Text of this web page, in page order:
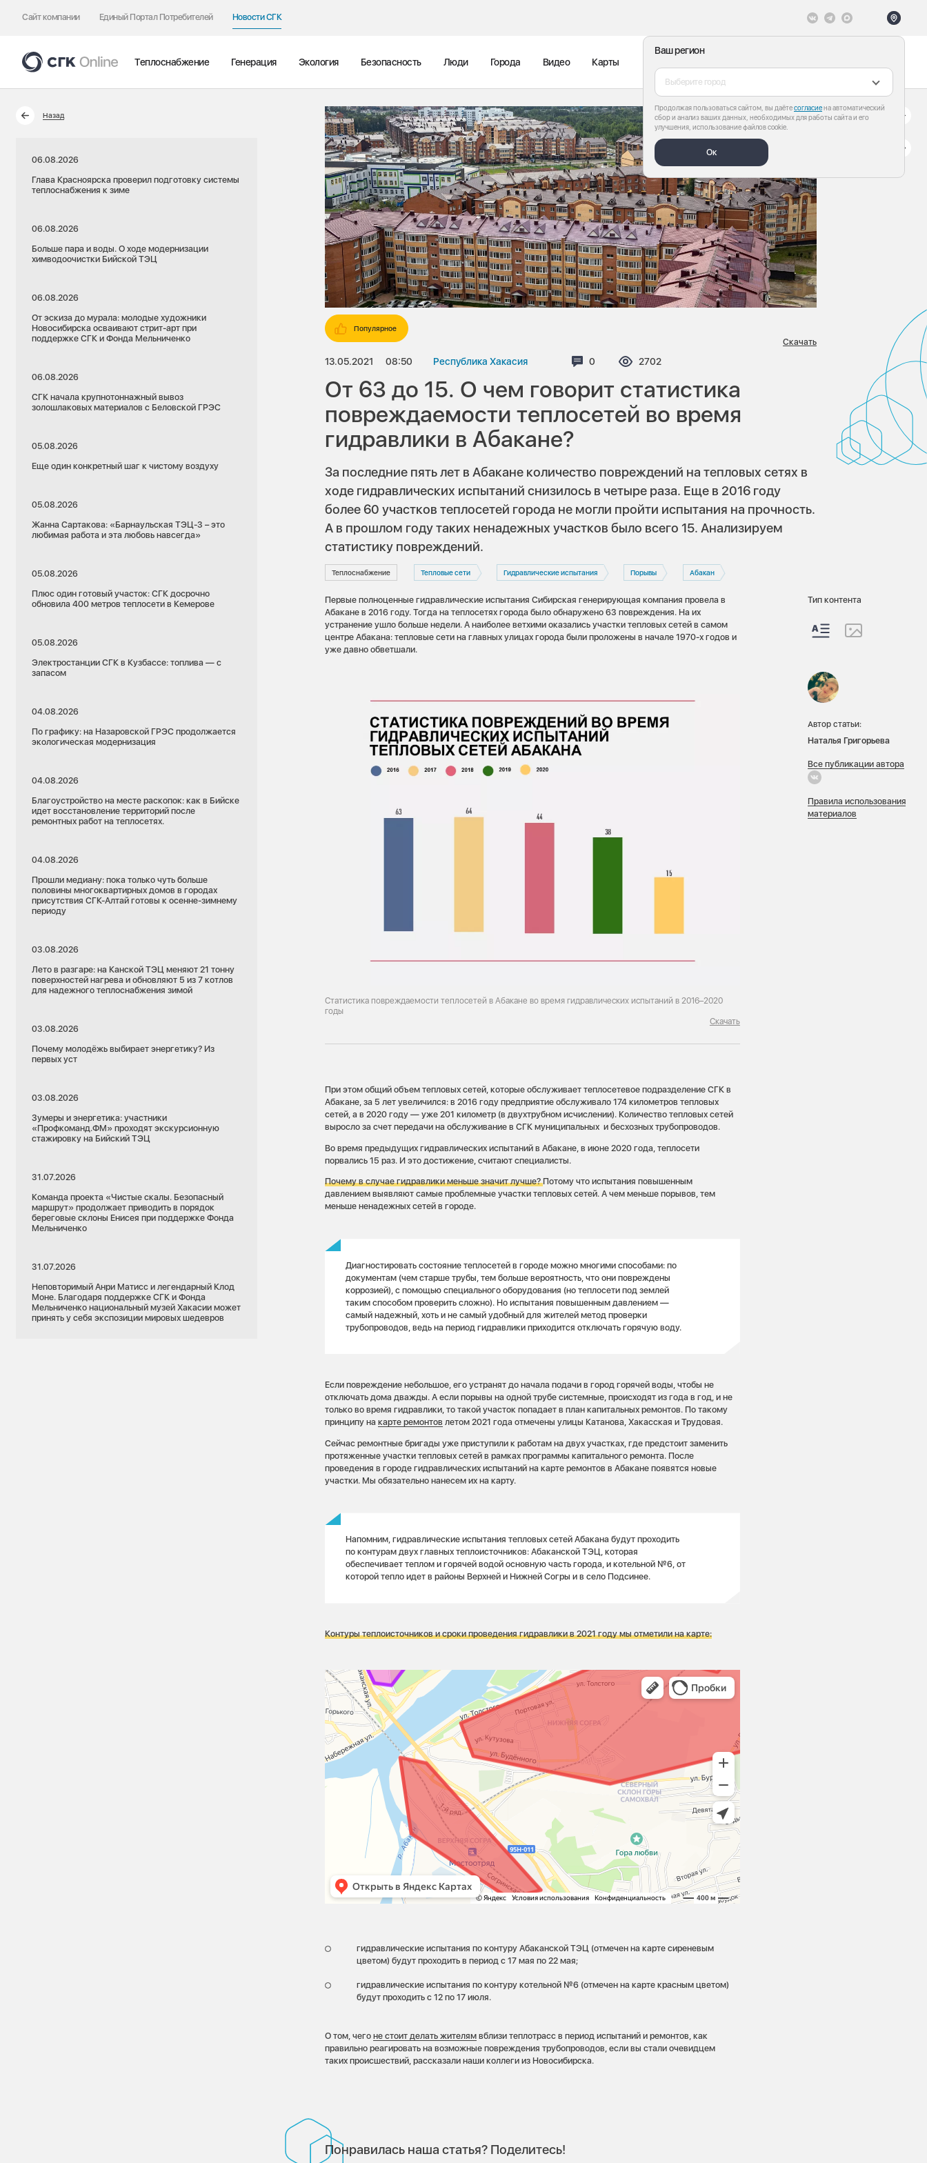
Сайт компании Единый Портал Потребителей Новости СГК
Ваш регион
Выберите город
Продолжая пользоваться сайтом, вы даётесогласиена автоматический
сбор и анализ ваших данных, необходимых для работы сайта и его
улучшения, использование файлов cookie.
Ок
Теплоснабжение Генерация Экология Безопасность Люди Города Видео Карты
Назад
06.08.2026
Глава Красноярска проверил подготовку системы
теплоснабжения к зиме
06.08.2026
Больше пара и воды. О ходе модернизации
химводоочистки Бийской ТЭЦ
06.08.2026
От эскиза до мурала: молодые художники
Новосибирска осваивают стрит-арт при
поддержке СГК и Фонда Мельниченко
06.08.2026
СГК начала крупнотоннажный вывоз
золошлаковых материалов с Беловской ГРЭС
05.08.2026
Еще один конкретный шаг к чистому воздуху
05.08.2026
Жанна Сартакова: «Барнаульская ТЭЦ-3 – это
любимая работа и эта любовь навсегда»
05.08.2026
Плюс один готовый участок: СГК досрочно
обновила 400 метров теплосети в Кемерове
05.08.2026
Электростанции СГК в Кузбассе: топлива — с
запасом
04.08.2026
По графику: на Назаровской ГРЭС продолжается
экологическая модернизация
04.08.2026
Благоустройство на месте раскопок: как в Бийске
идет восстановление территорий после
ремонтных работ на теплосетях.
04.08.2026
Прошли медиану: пока только чуть больше
половины многоквартирных домов в городах
присутствия СГК-Алтай готовы к осенне-зимнему
периоду
03.08.2026
Лето в разгаре: на Канской ТЭЦ меняют 21 тонну
поверхностей нагрева и обновляют 5 из 7 котлов
для надежного теплоснабжения зимой
03.08.2026
Почему молодёжь выбирает энергетику? Из
первых уст
03.08.2026
Зумеры и энергетика: участники
«Профкоманд.ФМ» проходят экскурсионную
стажировку на Бийский ТЭЦ
31.07.2026
Команда проекта «Чистые скалы. Безопасный
маршрут» продолжает приводить в порядок
береговые склоны Енисея при поддержке Фонда
Мельниченко
31.07.2026
Неповторимый Анри Матисс и легендарный Клод
Моне. Благодаря поддержке СГК и Фонда
Мельниченко национальный музей Хакасии может
принять у себя экспозиции мировых шедевров
Популярное
13.05.2021 08:50 Республика Хакасия Комментариев:
0 Просмотров:
2702
Скачать
От 63 до 15. О чем говорит статистика
повреждаемости теплосетей во время
гидравлики в Абакане?
За последние пять лет в Абакане количество повреждений на тепловых сетях в
ходе гидравлических испытаний снизилось в четыре раза. Еще в 2016 году
более 60 участков теплосетей города не могли пройти испытания на прочность.
А в прошлом году таких ненадежных участков было всего 15. Анализируем
статистику повреждений.
Теплоснабжение Тепловые сети Гидравлические испытания Порывы Абакан
Первые полноценные гидравлические испытания Сибирская генерирующая компания провела в
Абакане в 2016 году. Тогда на теплосетях города было обнаружено 63 повреждения. На их
устранение ушло больше недели. А наиболее ветхими оказались участки тепловых сетей в самом
центре Абакана: тепловые сети на главных улицах города были проложены в начале 1970-х годов и
уже давно обветшали.
Статистика повреждаемости теплосетей в Абакане во время гидравлических испытаний в 2016–2020
годы
Скачать
При этом общий объем тепловых сетей, которые обслуживает теплосетевое подразделение СГК в
Абакане, за 5 лет увеличился: в 2016 году предприятие обслуживало 174 километров тепловых
сетей, а в 2020 году — уже 201 километр (в двухтрубном исчислении). Количество тепловых сетей
выросло за счет передачи на обслуживание в СГК муниципальных и бесхозных трубопроводов.
Во время предыдущих гидравлических испытаний в Абакане, в июне 2020 года, теплосети
порвались 15 раз. И это достижение, считают специалисты.
Почему в случае гидравлики меньшезначит лучше?Потому что испытания повышенным
давлением выявляют самые проблемные участки тепловых сетей. А чем меньше порывов, тем
меньше ненадежных сетей в городе.
Диагностировать состояние теплосетей в городе можно многими способами: по
документам (чем старше трубы, тем больше вероятность, что они повреждены
коррозией), с помощью специального оборудования (но теплосети под землей
таким способом проверить сложно). Но испытания повышенным давлением —
самый надежный, хоть и не самый удобный для жителей метод проверки
трубопроводов, ведь на период гидравлики приходится отключать горячую воду.
Если повреждение небольшое, его устранят до начала подачи в город горячей воды, чтобы не
отключать дома дважды. А если порывы на одной трубе системные, происходят из года в год, и не
только во время гидравлики, то такой участок попадает в план капитальных ремонтов. По такому
принципу накарте ремонтов летом 2021 года отмечены улицы Катанова, Хакасская и Трудовая.
Сейчас ремонтные бригады уже приступили к работам на двух участках, где предстоит заменить
протяженные участки тепловых сетей в рамках программы капитального ремонта. После
проведения в городе гидравлических испытаний на карте ремонтов в Абакане появятся новые
участки. Мы обязательно нанесем их на карту.
Напомним, гидравлические испытания тепловых сетей Абакана будут проходить
по контурам двух главных теплоисточников: Абаканской ТЭЦ, которая
обеспечивает теплом и горячей водой основную часть города, и котельной №6, от
которой тепло идет в районы Верхней и Нижней Согры и в село Подсинее.
Контуры теплоисточников и сроки проведения гидравлики в 2021 году мы отметили на карте:
гидравлические испытания по контуру Абаканской ТЭЦ (отмечен на карте сиреневым
цветом) будут проходить в период с 17 мая по 22 мая;
гидравлические испытания по контуру котельной №6 (отмечен на карте красным цветом)
будут проходить с 12 по 17 июля.
О том, чегоне стоит делать жителям вблизи теплотрасс в период испытаний и ремонтов, как
правильно реагировать на возможные повреждения трубопроводов, если вы стали очевидцем
таких происшествий, рассказали наши коллеги из Новосибирска.
Понравилась наша статья? Поделитесь!
Тип контента
Автор статьи:
Наталья Григорьева
Все публикации автора
Правила использования
материалов